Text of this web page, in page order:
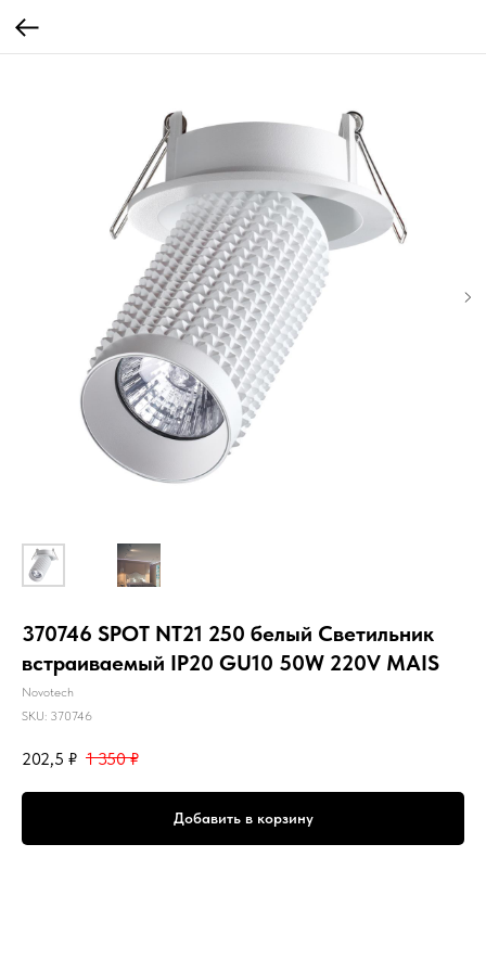
370746 SPOT NT21 250 белый Светильник
встраиваемый IP20 GU10 50W 220V MAIS
Novotech
SKU: 370746
202,5 ₽ 1 350 ₽
Добавить в корзину